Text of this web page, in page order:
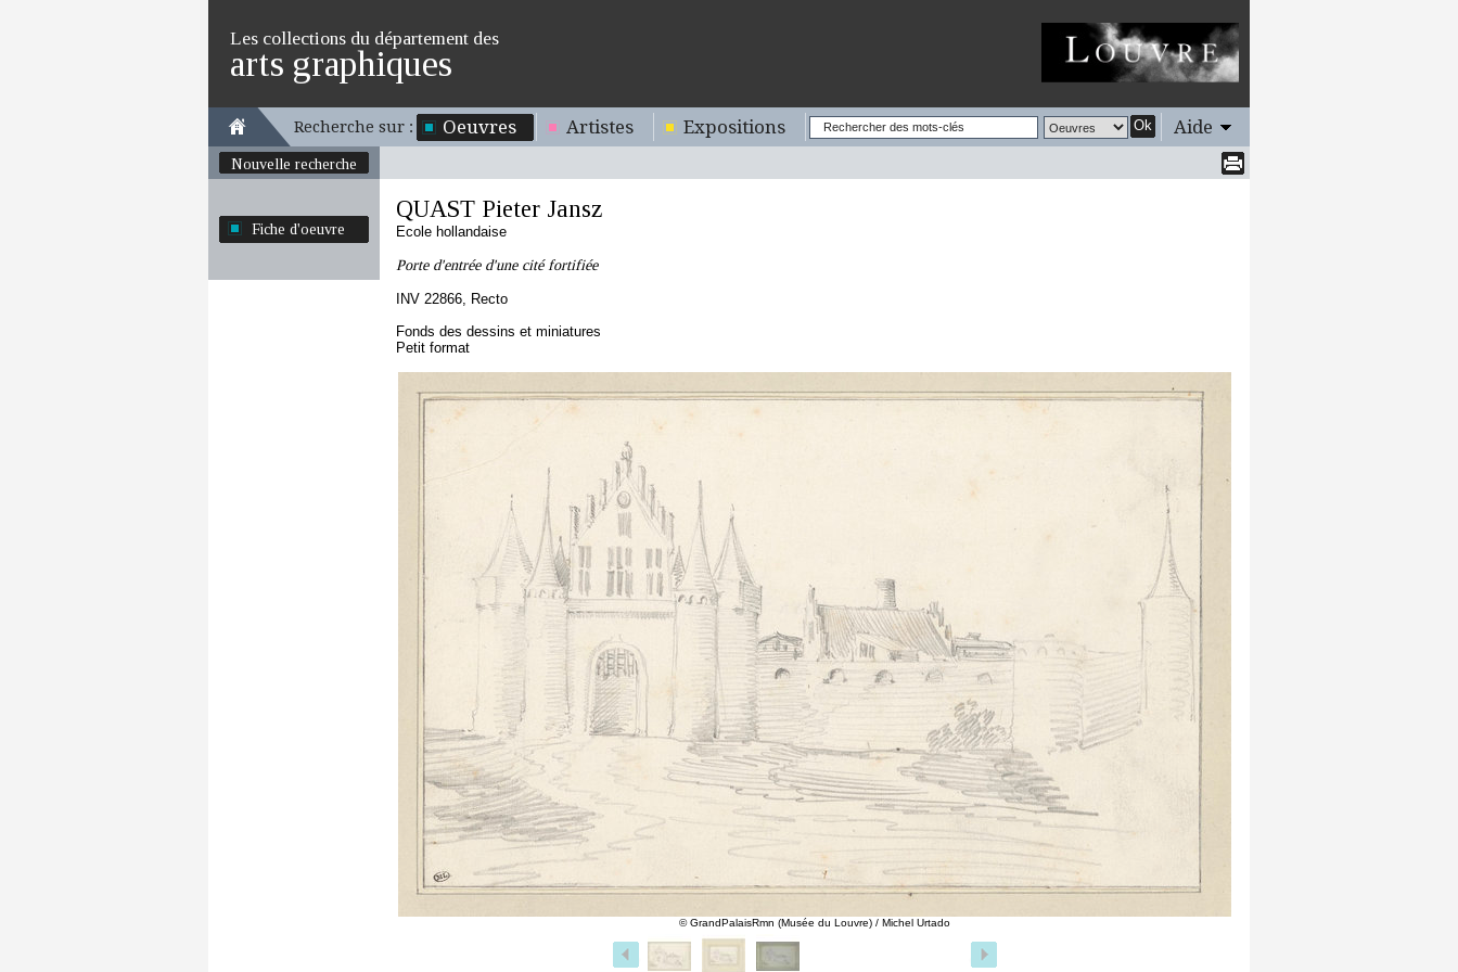
Les collections du département des
arts graphiques
Recherche sur : Oeuvres Artistes Expositions Ok Aide
Nouvelle recherche
Fiche d'oeuvre
QUAST Pieter Jansz
Ecole hollandaise
Porte d'entrée d'une cité fortifiée
INV 22866, Recto
Fonds des dessins et miniatures
Petit format
© GrandPalaisRmn (Musée du Louvre) / Michel Urtado